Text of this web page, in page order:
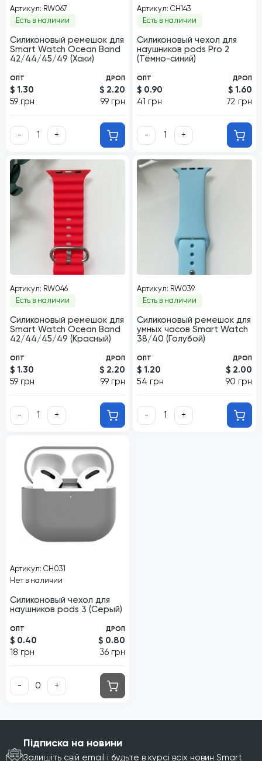
Артикул: RW067
Есть в наличии
Силиконовый ремешок для
Smart Watch Ocean Band
42/44/45/49 (Хаки)
ОПТ
$ 1.30
59 грн
ДРОП
$ 2.20
99 грн
- +
Артикул: CH143
Есть в наличии
Силиконовый чехол для
наушников pods Pro 2
(Тёмно-синий)
ОПТ
$ 0.90
41 грн
ДРОП
$ 1.60
72 грн
- +
Артикул: RW046
Есть в наличии
Силиконовый ремешок для
Smart Watch Ocean Band
42/44/45/49 (Красный)
ОПТ
$ 1.30
59 грн
ДРОП
$ 2.20
99 грн
- +
Артикул: RW039
Есть в наличии
Силиконовый ремешок для
умных часов Smart Watch
38/40 (Голубой)
ОПТ
$ 1.20
54 грн
ДРОП
$ 2.00
90 грн
- +
Артикул: CH031
Нет в наличии
Силиконовый чехол для
наушников pods 3 (Серый)
ОПТ
$ 0.40
18 грн
ДРОП
$ 0.80
36 грн
- +
Підписка на новини
Залишіть свій email і будьте в курсі всіх новин Smart